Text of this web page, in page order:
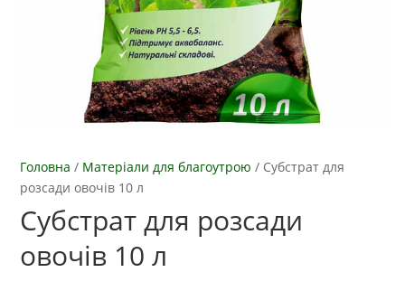
Головна / Матеріали для благоутрою / Субстрат для
розсади овочів 10 л
Субстрат для розсади
овочів 10 л